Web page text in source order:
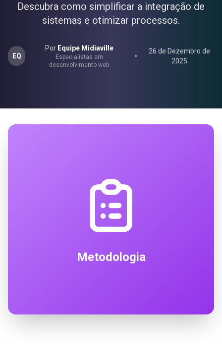
Descubra como simplificar a integração de
sistemas e otimizar processos.
EQ
Por Equipe Midiaville
Especialistas em
desenvolvimento web
26 de Dezembro de
2025
Metodologia